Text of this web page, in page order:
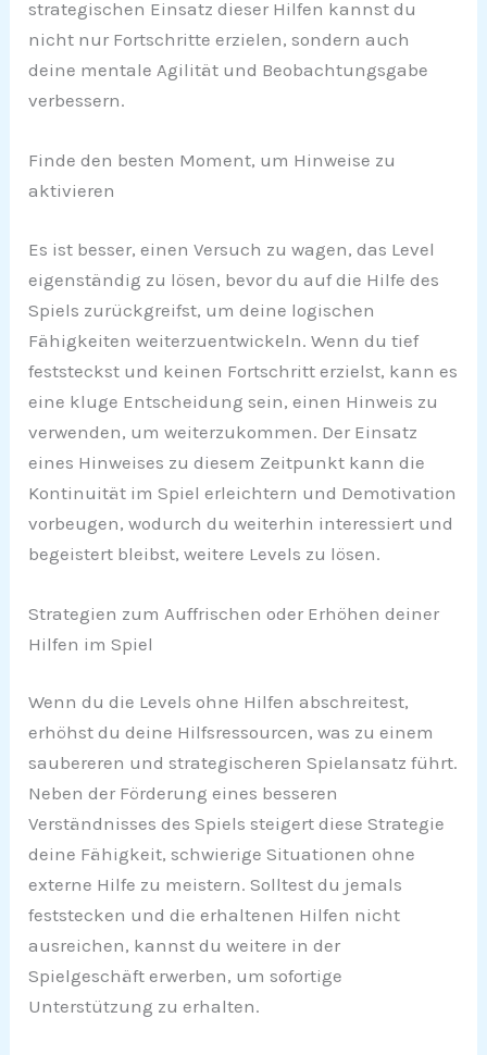
strategischen Einsatz dieser Hilfen kannst du
nicht nur Fortschritte erzielen, sondern auch
deine mentale Agilität und Beobachtungsgabe
verbessern.
Finde den besten Moment, um Hinweise zu
aktivieren
Es ist besser, einen Versuch zu wagen, das Level
eigenständig zu lösen, bevor du auf die Hilfe des
Spiels zurückgreifst, um deine logischen
Fähigkeiten weiterzuentwickeln. Wenn du tief
feststeckst und keinen Fortschritt erzielst, kann es
eine kluge Entscheidung sein, einen Hinweis zu
verwenden, um weiterzukommen. Der Einsatz
eines Hinweises zu diesem Zeitpunkt kann die
Kontinuität im Spiel erleichtern und Demotivation
vorbeugen, wodurch du weiterhin interessiert und
begeistert bleibst, weitere Levels zu lösen.
Strategien zum Auffrischen oder Erhöhen deiner
Hilfen im Spiel
Wenn du die Levels ohne Hilfen abschreitest,
erhöhst du deine Hilfsressourcen, was zu einem
saubereren und strategischeren Spielansatz führt.
Neben der Förderung eines besseren
Verständnisses des Spiels steigert diese Strategie
deine Fähigkeit, schwierige Situationen ohne
externe Hilfe zu meistern. Solltest du jemals
feststecken und die erhaltenen Hilfen nicht
ausreichen, kannst du weitere in der
Spielgeschäft erwerben, um sofortige
Unterstützung zu erhalten.